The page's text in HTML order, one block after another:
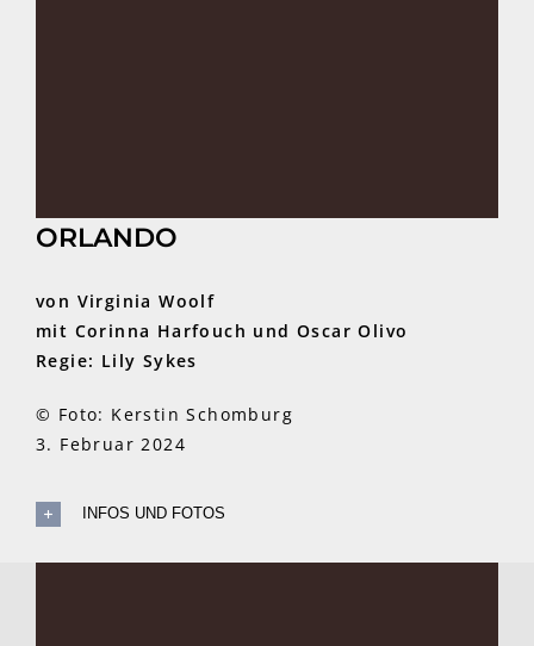
ORLANDO
von Virginia Woolf
mit Corinna Harfouch und Oscar Olivo
Regie: Lily Sykes
© Foto: Kerstin Schomburg
3. Februar 2024
INFOS UND FOTOS